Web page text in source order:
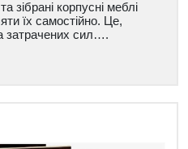
зібрані корпусні меблі
їх самостійно. Це,
затрачених сил….